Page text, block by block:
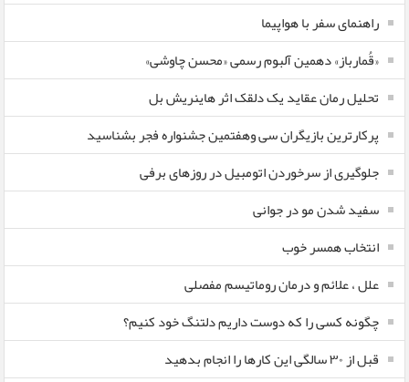
راهنمای سفر با هواپیما
«قُمارباز» دهمین آلبوم رسمی «محسن چاوشی»
تحلیل رمان عقاید یک دلقک اثر هاینریش بل
پرکارترین بازیگران سی وهفتمین جشنواره فجر بشناسید
جلوگیری از سرخوردن اتومبیل در روزهای برفی
سفید شدن مو در جوانی
انتخاب همسر خوب
علل ، علائم و درمان روماتیسم مفصلی
چگونه کسی را که دوست داریم دلتنگ خود کنیم؟
قبل از ۳۰ سالگی این کارها را انجام بدهید